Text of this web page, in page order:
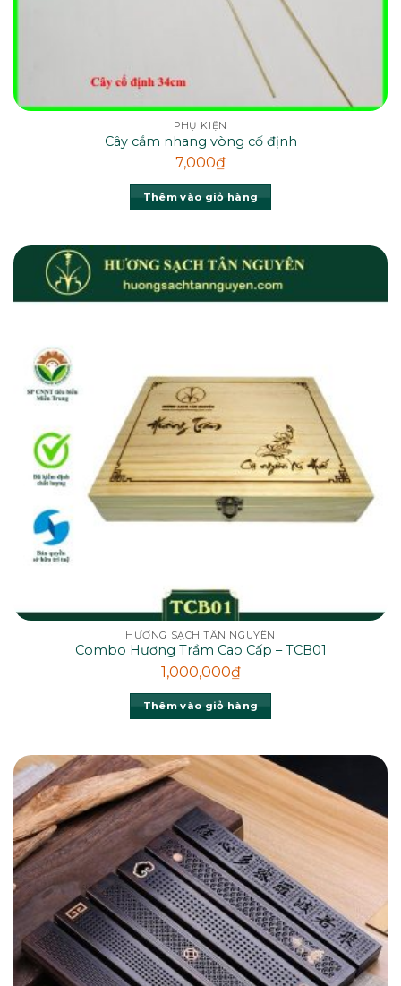
PHỤ KIỆN
Cây cắm nhang vòng cố định
7,000₫
Thêm vào giỏ hàng
HƯƠNG SẠCH TÂN NGUYÊN
Combo Hương Trầm Cao Cấp – TCB01
1,000,000₫
Thêm vào giỏ hàng